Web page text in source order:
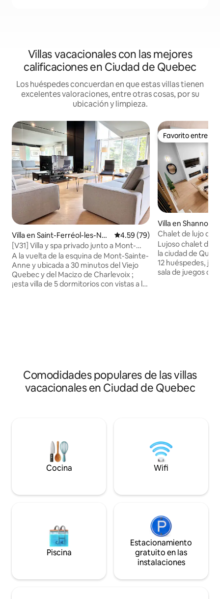
Villas vacacionales con las mejores
calificaciones en Ciudad de Quebec
Los huéspedes concuerdan en que estas villas tienen
excelentes valoraciones, entre otras cosas, por su
ubicación y limpieza.
Villa en Saint-Ferréol-les-Nei
ges
Calificación promedio: 4.59 de
4.59 (79)
[V31] Villa y spa privado junto a Mont-
Sainte-Anne
A la vuelta de la esquina de Mont-Sainte-
Anne y ubicada a 30 minutos del Viejo
Quebec y del Macizo de Charlevoix ;
¡esta villa de 5 dormitorios con vistas a la
reglas de la casa) ¡Agrega noches y
ahorra aún más!
Favorito entre
Favorito entre
Villa en Shannon
Chalet de lujo de
y sauna |
Lujoso chalet de
la ciudad de
12 huéspedes,
sala de juegos
mismo tu
Comodidades populares de las villas
vacacionales en Ciudad de Quebec
Cocina Wifi
Piscina
Estacionamiento
gratuito en las
instalaciones